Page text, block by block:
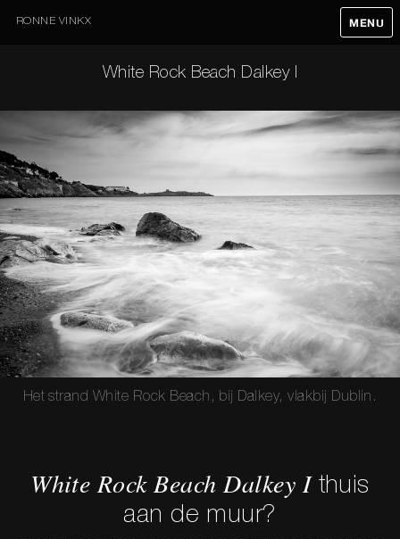
RONNE VINKX MENU
White Rock Beach Dalkey I
Het strand White Rock Beach, bij Dalkey, vlakbij Dublin.
White Rock Beach Dalkey I thuis
aan de muur?